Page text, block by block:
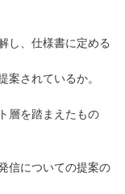
、仕様書に定める
されているか。
を踏まえたもの
についての提案の